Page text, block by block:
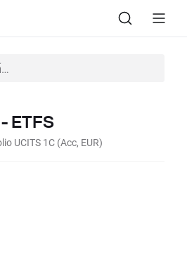
ETFS
UCITS 1C (Acc, EUR)